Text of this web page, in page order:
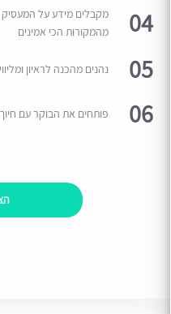
04
מקבלים מידע על
מהמקורות הכי אמינים
05 נהנים מהכנה לראיון
06 פותחים את הבוקר עם